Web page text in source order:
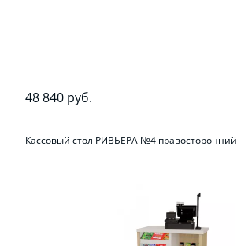
48 840 руб.
Кассовый стол РИВЬЕРА №4 правосторонний